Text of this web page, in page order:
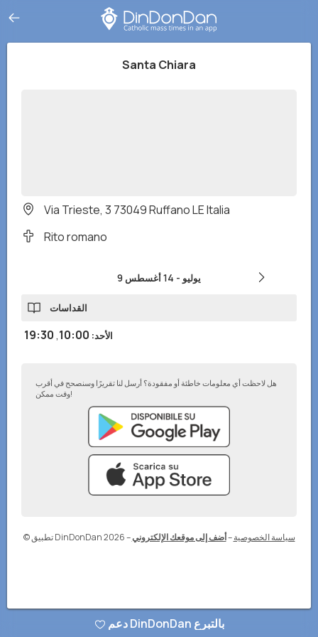
Santa Chiara
Via Trieste, 3 73049 Ruffano LE Italia
Rito romano
9 يوليو - 14 أغسطس
القداسات
الأحد:
10:00
,
19:30
هل لاحظت أي معلومات خاطئة أو مفقودة؟ أرسل لنا تقريرًا وسنصحح في أقرب
وقت ممكن!
© تطبيق DinDonDan 2026– سياسة الخصوصية –أضف إلى موقعك الإلكتروني
دعم DinDonDan بالتبرع